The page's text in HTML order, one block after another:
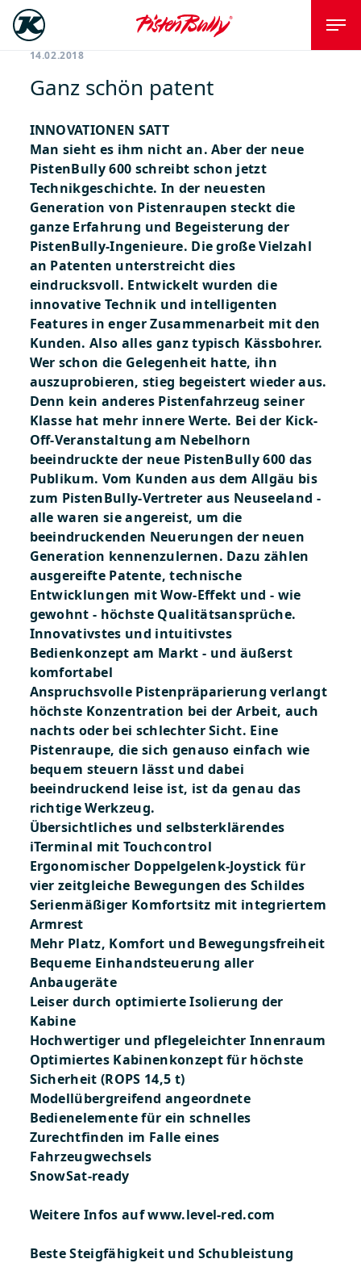
14.02.2018
Ganz schön patent
INNOVATIONEN SATT
Man sieht es ihm nicht an. Aber der neue
PistenBully 600 schreibt schon jetzt
Technikgeschichte. In der neuesten
Generation von Pistenraupen steckt die
ganze Erfahrung und Begeisterung der
PistenBully-Ingenieure. Die große Vielzahl
an Patenten unterstreicht dies
eindrucksvoll. Entwickelt wurden die
innovative Technik und intelligenten
Features in enger Zusammenarbeit mit den
Kunden. Also alles ganz typisch Kässbohrer.
Wer schon die Gelegenheit hatte, ihn
auszuprobieren, stieg begeistert wieder aus.
Denn kein anderes Pistenfahrzeug seiner
Klasse hat mehr innere Werte. Bei der Kick-
Off-Veranstaltung am Nebelhorn
beeindruckte der neue PistenBully 600 das
Publikum. Vom Kunden aus dem Allgäu bis
zum PistenBully-Vertreter aus Neuseeland -
alle waren sie angereist, um die
beeindruckenden Neuerungen der neuen
Generation kennenzulernen. Dazu zählen
ausgereifte Patente, technische
Entwicklungen mit Wow-Effekt und - wie
gewohnt - höchste Qualitätsansprüche.
Innovativstes und intuitivstes
Bedienkonzept am Markt - und äußerst
komfortabel
Anspruchsvolle Pistenpräparierung verlangt
höchste Konzentration bei der Arbeit, auch
nachts oder bei schlechter Sicht. Eine
Pistenraupe, die sich genauso einfach wie
bequem steuern lässt und dabei
beeindruckend leise ist, ist da genau das
richtige Werkzeug.
Übersichtliches und selbsterklärendes
iTerminal mit Touchcontrol
Ergonomischer Doppelgelenk-Joystick für
vier zeitgleiche Bewegungen des Schildes
Serienmäßiger Komfortsitz mit integriertem
Armrest
Mehr Platz, Komfort und Bewegungsfreiheit
Bequeme Einhandsteuerung aller
Anbaugeräte
Leiser durch optimierte Isolierung der
Kabine
Hochwertiger und pflegeleichter Innenraum
Optimiertes Kabinenkonzept für höchste
Sicherheit (ROPS 14,5 t)
Modellübergreifend angeordnete
Bedienelemente für ein schnelles
Zurechtfinden im Falle eines
Fahrzeugwechsels
SnowSat-ready
Weitere Infos aufwww.level-red.com
Beste Steigfähigkeit und Schubleistung